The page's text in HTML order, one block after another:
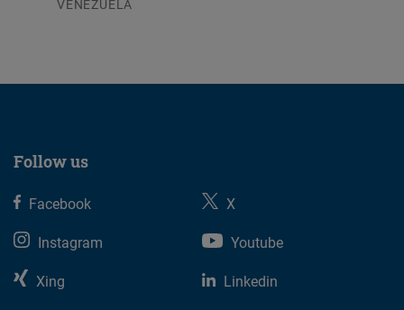
VENEZUELA
Follow us
Facebook
X
Instagram
Youtube
Xing
Linkedin